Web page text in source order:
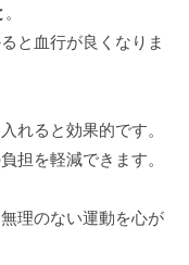
。
と血行が良くなりま
れると効果的です。
担を軽減できます。
理のない運動を心が